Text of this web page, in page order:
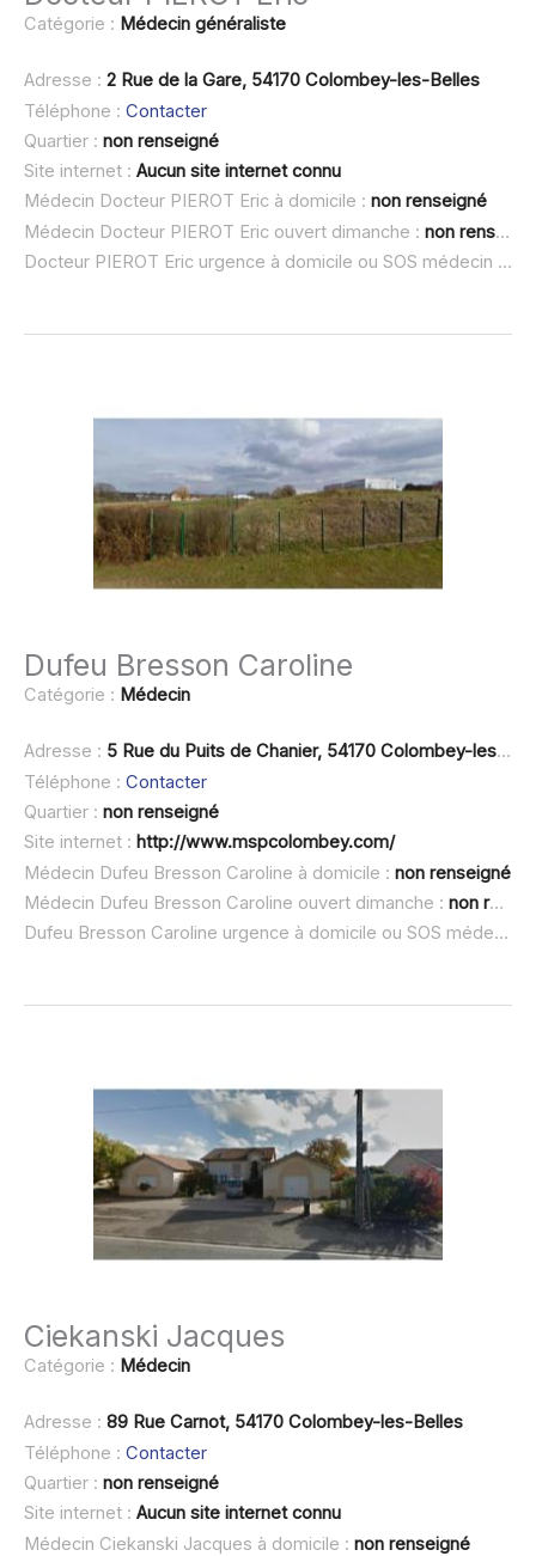
Catégorie : Médecin généraliste
Adresse : 2 Rue de la Gare, 54170 Colombey-les-Belles
Téléphone : Contacter
Quartier : non renseigné
Site internet : Aucun site internet connu
Médecin Docteur PIEROT Eric à domicile : non renseigné
Médecin Docteur PIEROT Eric ouvert dimanche : non renseigné
Docteur PIEROT Eric urgence à domicile ou SOS médecin :
Dufeu Bresson Caroline
Catégorie : Médecin
Adresse : 5 Rue du Puits de Chanier, 54170 Colombey-les-Belles
Téléphone : Contacter
Quartier : non renseigné
Site internet : http://www.mspcolombey.com/
Médecin Dufeu Bresson Caroline à domicile : non renseigné
Médecin Dufeu Bresson Caroline ouvert dimanche : non renseigné
Dufeu Bresson Caroline urgence à domicile ou SOS médecin :
Ciekanski Jacques
Catégorie : Médecin
Adresse : 89 Rue Carnot, 54170 Colombey-les-Belles
Téléphone : Contacter
Quartier : non renseigné
Site internet : Aucun site internet connu
Médecin Ciekanski Jacques à domicile : non renseigné